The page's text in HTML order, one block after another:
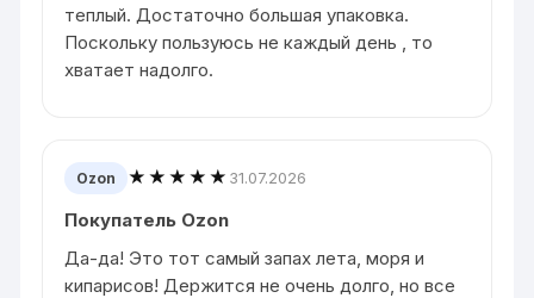
теплый. Достаточно большая упаковка.
Поскольку пользуюсь не каждый день , то
хватает надолго.
Ozon ★★★★★ 31.07.2026
Покупатель Ozon
Да-да! Это тот самый запах лета, моря и
кипарисов! Держится не очень долго, но все